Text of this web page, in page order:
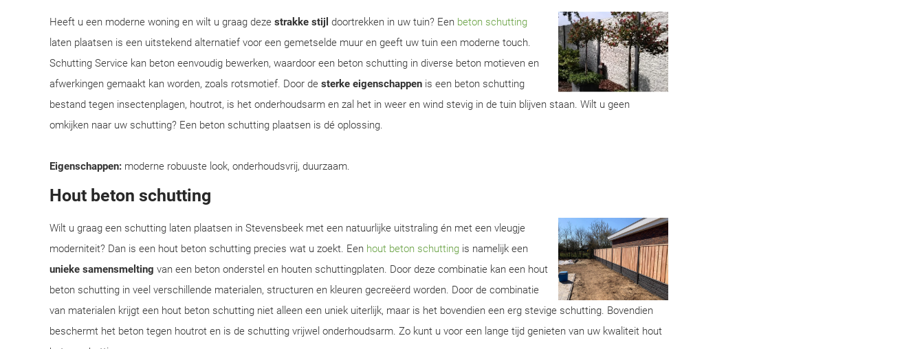
Heeft u een moderne woning en wilt u graag deze strakke stijl doortrekken in uw tuin? Een beton schutting
laten plaatsen is een uitstekend alternatief voor een gemetselde muur en geeft uw tuin een moderne touch.
Schutting Service kan beton eenvoudig bewerken, waardoor een beton schutting in diverse beton motieven en
afwerkingen gemaakt kan worden, zoals rotsmotief. Door de sterke eigenschappen is een beton schutting
bestand tegen insectenplagen, houtrot, is het onderhoudsarm en zal het in weer en wind stevig in de tuin blijven staan. Wilt u geen
omkijken naar uw schutting? Een beton schutting plaatsen is dé oplossing.
Eigenschappen: moderne robuuste look, onderhoudsvrij, duurzaam.
Hout beton schutting
Wilt u graag een schutting laten plaatsen in Stevensbeek met een natuurlijke uitstraling én met een vleugje
moderniteit? Dan is een hout beton schutting precies wat u zoekt. Een hout beton schutting is namelijk een
unieke samensmelting van een beton onderstel en houten schuttingplaten. Door deze combinatie kan een hout
beton schutting in veel verschillende materialen, structuren en kleuren gecreëerd worden. Door de combinatie
van materialen krijgt een hout beton schutting niet alleen een uniek uiterlijk, maar is het bovendien een erg stevige schutting. Bovendien
beschermt het beton tegen houtrot en is de schutting vrijwel onderhoudsarm. Zo kunt u voor een lange tijd genieten van uw kwaliteit hout